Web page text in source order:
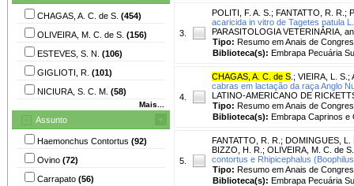
CHAGAS, A. C. de S. (454)
OLIVEIRA, M. C. de S. (156)
ESTEVES, S. N. (106)
GIGLIOTI, R. (101)
NICIURA, S. C. M. (58)
Mais...
Assunto
Haemonchus Contortus (92)
Ovino (72)
Carrapato (56)
3.
POLITI, F. A. S. ; FANTATTO, R. R. ;
acaricida in vitro de Tagetes patula
PARASITOLOGIA VETERINÁRIA,
Tipo: Resumo em Anais de
Biblioteca(s): Embrapa Pecuária
4.
CHAGAS, A. C. de S ; VIEIRA, L. S. ;
cabras em lactação da raça Anglo
LATINO-AMERICANO DE
Tipo: Resumo em Anais de
Biblioteca(s): Embrapa Caprinos e
5.
FANTATTO, R. R. ; DOMINGUES, L.
BIZZO, H. R. ; OLIVEIRA, M. C. de S.
contortus e Rhipicephalus
Tipo: Resumo em Anais de
Biblioteca(s): Embrapa Pecuária